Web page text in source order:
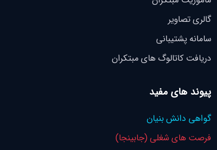
گالری تصاویر
سامانه پشتیبانی
دریافت کاتالوگ های مبتکران
پیوند های مفید
گواهی دانش بنیان
فرصت های شغلی (جابینجا)